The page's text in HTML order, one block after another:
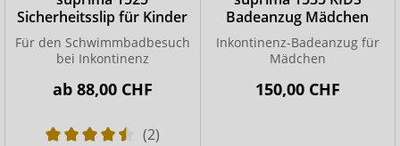
Sicherheitsslip für Kinder
Für den Schwimmbadbesuch
bei Inkontinenz
ab 88,00 CHF
(2)
Badeanzug Mädchen
Inkontinenz-Badeanzug für
Mädchen
150,00 CHF